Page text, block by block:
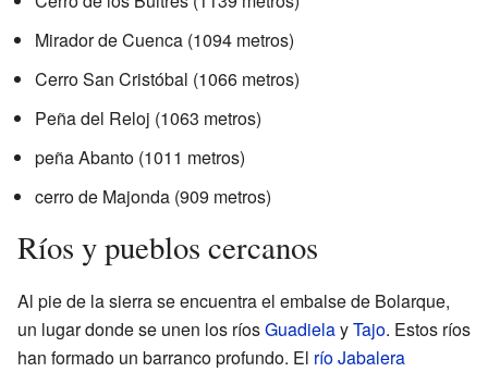
Mirador de Cuenca (1094 metros)
Cerro San Cristóbal (1066 metros)
Peña del Reloj (1063 metros)
peña Abanto (1011 metros)
cerro de Majonda (909 metros)
Ríos y pueblos cercanos
Al pie de la sierra se encuentra el embalse de Bolarque,
un lugar donde se unen los ríosGuadielayTajo. Estos ríos
han formado un barranco profundo. El río Jabalera